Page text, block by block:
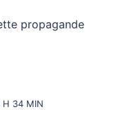
propagande
H 34 MIN